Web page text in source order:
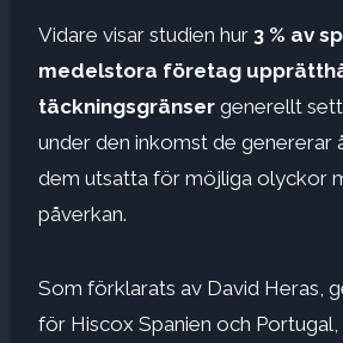
Vidare visar studien hur 3 % av
medelstora företag
täckningsgränser generellt
under den inkomst de genererar
dem utsatta för möjliga olyckor
påverkan.
Som förklarats av David Heras,
för Hiscox Spanien och Portugal,